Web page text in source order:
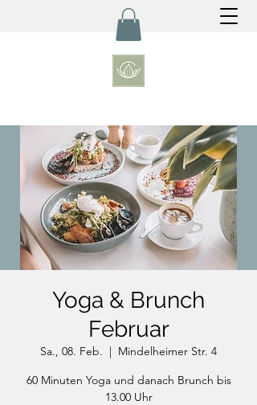
Yoga & Brunch
Februar
Sa., 08. Feb.
  |
Mindelheimer Str. 4
60 Minuten Yoga und danach Brunch bis
13.00 Uhr